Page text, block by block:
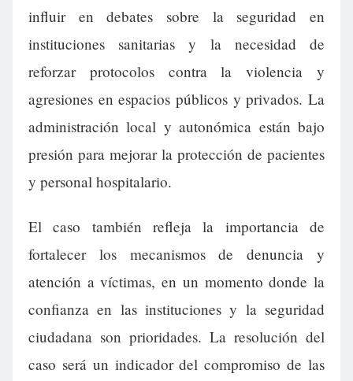
influir en debates sobre la seguridad en
instituciones sanitarias y la necesidad de
reforzar protocolos contra la violencia y
agresiones en espacios públicos y privados. La
administración local y autonómica están bajo
presión para mejorar la protección de pacientes
y personal hospitalario.
El caso también refleja la importancia de
fortalecer los mecanismos de denuncia y
atención a víctimas, en un momento donde la
confianza en las instituciones y la seguridad
ciudadana son prioridades. La resolución del
caso será un indicador del compromiso de las